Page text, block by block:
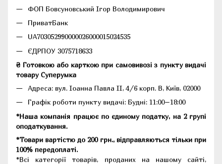
ФОП Бовсуновський Ігор Володимирович
ПриватБанк
UA703052990000026000015024535
ЄДРПОУ 3075718633
₴ Готовкою або карткою при самовивозі з пункту видачі
товару Суперумка
Адреса: вул. Іоанна Павла II, 4/6 корп. В, Київ, 02000
Графік роботи пункту видачі: Будні: 11:00–18:00
*Наша компанія працює по єдиному податку, на 2 групі
оподаткування.
*Товари вартістю до 200 грн., відправляються тільки при
100% передоплаті.
*Всі категорії товарів, проданих на нашому сайті,